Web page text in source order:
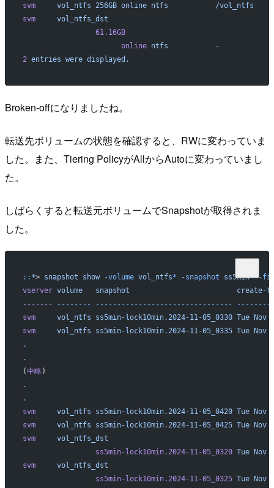
svm
     vol_ntfs
256GB online ntfs
           /vol_ntfs
svm
     vol_ntfs_dst
                 61.16GB
                       online
ntfs
           -
2 entries were displayed.
Broken-offになりましたね。
転送先ボリュームの状態を確認すると、RWに変わっていま
した。また、Tiering PolicyがAllからAutoに変わっていまし
た。
しばらくすると転送元ボリュームでSnapshotが取得されま
した。
:: *> snapshot show -volume vol_ntfs* -snapshot ss5min* -
vserver volume
   snapshot
create-
------- -------- --------------------------------
svm
     vol_ntfs
ss5min-lock10min.2024-11-05_0330 Tue Nov
svm
     vol_ntfs
ss5min-lock10min.2024-11-05_0335 Tue Nov
.
.
(中略)
.
.
svm
     vol_ntfs
ss5min-lock10min.2024-11-05_0420 Tue Nov
svm
     vol_ntfs
ss5min-lock10min.2024-11-05_0425 Tue Nov
svm
     vol_ntfs_dst
                 ss5min-lock10min.2024-11-05_0320
Tue Nov
svm
     vol_ntfs_dst
                 ss5min-lock10min.2024-11-05_0325
Tue Nov